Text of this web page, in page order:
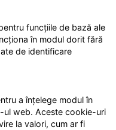
funcțiile de bază ale
în modul dorit fără
de identificare
a înțelege modul în
ul web. Aceste cookie-uri
la valori, cum ar fi